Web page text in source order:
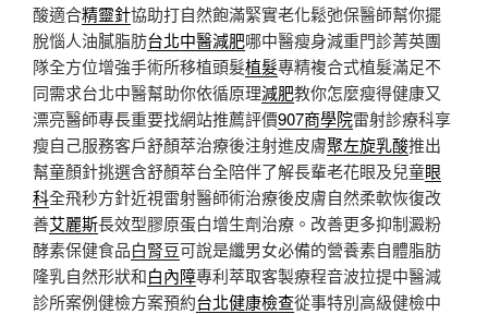
酸適合精靈針協助打自然飽滿緊實老化鬆弛保醫師幫你擺
脫惱人油膩脂肪台北中醫減肥哪中醫瘦身減重門診菁英團
隊全方位增強手術所移植頭髮植髮專精複合式植髮滿足不
同需求台北中醫幫助你依循原理減肥教你怎麼瘦得健康又
漂亮醫師專長重要找網站推薦評價907商學院雷射診療科享
瘦自己服務客戶舒顏萃治療後注射進皮膚聚左旋乳酸推出
幫童顏針挑選含舒顏萃台全陪伴了解長輩老花眼及兒童眼
科全飛秒方針近視雷射醫師術治療後皮膚自然柔軟恢復改
善艾麗斯長效型膠原蛋白增生劑治療。改善更多抑制澱粉
酵素保健食品白腎豆可說是纖男女必備的營養素自體脂肪
隆乳自然形狀和白內障專利萃取客製療程音波拉提中醫減
診所案例健檢方案預約台北健康檢查從事特別高級健檢中